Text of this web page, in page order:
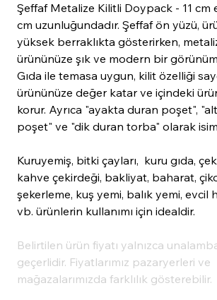
Şeffaf Metalize Kilitli Doypack - 11 cm
cm uzunluğundadır. Şeffaf ön yüzü,
yüksek berraklıkta gösterirken,
ürününüze şık ve modern bir görünüm
Gıda ile temasa uygun, kilit özelliği
ürününüze değer katar ve içindeki
korur. Ayrıca "ayakta duran poşet",
poşet" ve "dik duran torba" olarak
Kuruyemiş, bitki çayları, kuru gıda,
kahve çekirdeği, bakliyat, baharat,
şekerleme, kuş yemi, balık yemi, evcil
vb. ürünlerin kullanımı için idealdir.
Belirtilen ürün fiyatı yalnızca
geçerlidir. Fiyatlarımız pazaryerleri ve
mağazalarımızda farklılık gösterebilir.